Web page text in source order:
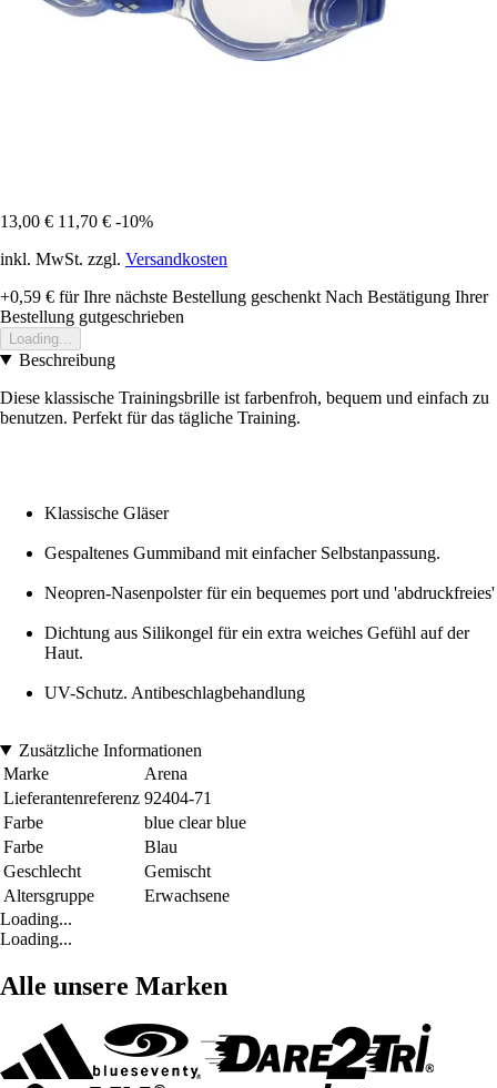
13,00 € 11,70 € -10%
inkl. MwSt. zzgl. Versandkosten
+0,59 € für Ihre nächste Bestellung geschenkt Nach Bestätigung Ihrer
Bestellung gutgeschrieben
Loading...
Beschreibung
Diese klassische Trainingsbrille ist farbenfroh, bequem und einfach zu
benutzen. Perfekt für das tägliche Training.
Klassische Gläser
Gespaltenes Gummiband mit einfacher Selbstanpassung.
Neopren-Nasenpolster für ein bequemes port und 'abdruckfreies'
Dichtung aus Silikongel für ein extra weiches Gefühl auf der
Haut.
UV-Schutz. Antibeschlagbehandlung
Zusätzliche Informationen
Marke
Arena
Lieferantenreferenz 92404-71
Farbe
blue clear blue
Farbe
Blau
Geschlecht
Gemischt
Altersgruppe
Erwachsene
Loading...
Loading...
Alle unsere Marken